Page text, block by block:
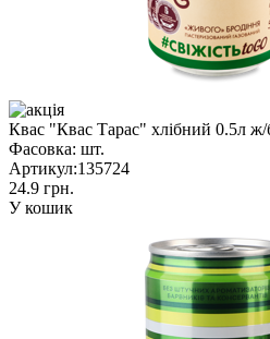
Квас "Квас Тарас" хлібний 0.5л ж/
Фасовка: шт.
Артикул:135724
24.9 грн.
У кошик